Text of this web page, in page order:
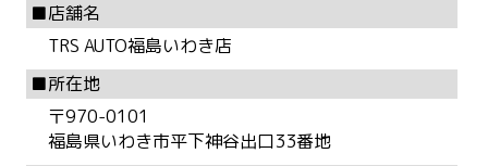
店舗名
TRS AUTO福島いわき店
所在地
〒970-0101
福島県いわき市平下神谷出口33番地